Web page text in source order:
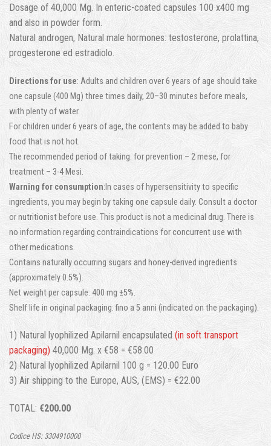
Dosage of40,000 Mg. In enteric-coated capsules 100x400 mg
and also in powder form.
Natural androgen, Natural male hormones: testosterone, prolattina,
progesterone ed estradiolo.
Directions for use: Adults and children over6 years of age should take
one capsule (400 Mg) three times daily, 20–30 minutes before meals,
with plenty of water.
For children under6 years of age, the contents may be added to baby
food that is not hot.
The recommended period of taking: for prevention – 2 mese, for
treatment – 3-4 Mesi.
Warning for consumption: In cases of hypersensitivity to specific
ingredients, you may begin by taking one capsule daily. Consult a doctor
or nutritionist before use. This product is not a medicinal drug. There is
no information regarding contraindications for concurrent use with
other medications.
Contains naturally occurring sugars and honey-derived ingredients
(approximately0.5%).
Net weight per capsule: 400 mg ±5%.
Shelf life in original packaging: fino a 5 anni (indicated on the packaging).
1) Natural lyophilized Apilarnil encapsulated (in soft transport
packaging) 40,000 Mg. x €58 = €58.00
2)Natural lyophilized Apilarnil 100 g = 120.00 Euro
3) Air shipping to the Europe, AUS, (EMS) = €22.00
TOTAL: €200.00
Codice HS: 3304910000